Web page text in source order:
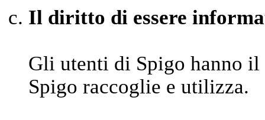
Il diritto di essere
Gli utenti di Spigo hanno il
Spigo raccoglie e utilizza.